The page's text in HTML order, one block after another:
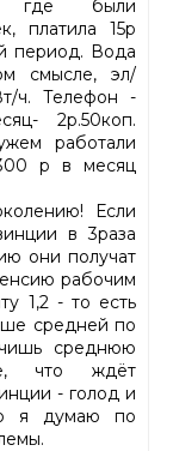
где были
платила 15р
период. Вода
смысле, эл/
ч. Телефон -
2р.50коп.
работали
р в месяц
Если
в 3раза
они получат
рабочим
1,2 - то есть
средней по
среднюю
что ждёт
- голод и
я думаю по